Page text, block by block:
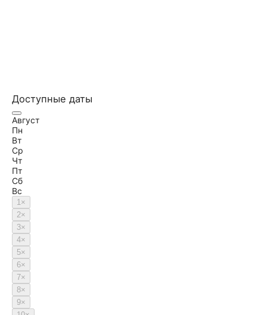
Доступные даты
Август
Пн
Вт
Ср
Чт
Пт
Сб
Вс
1×
2×
3×
4×
5×
6×
7×
8×
9×